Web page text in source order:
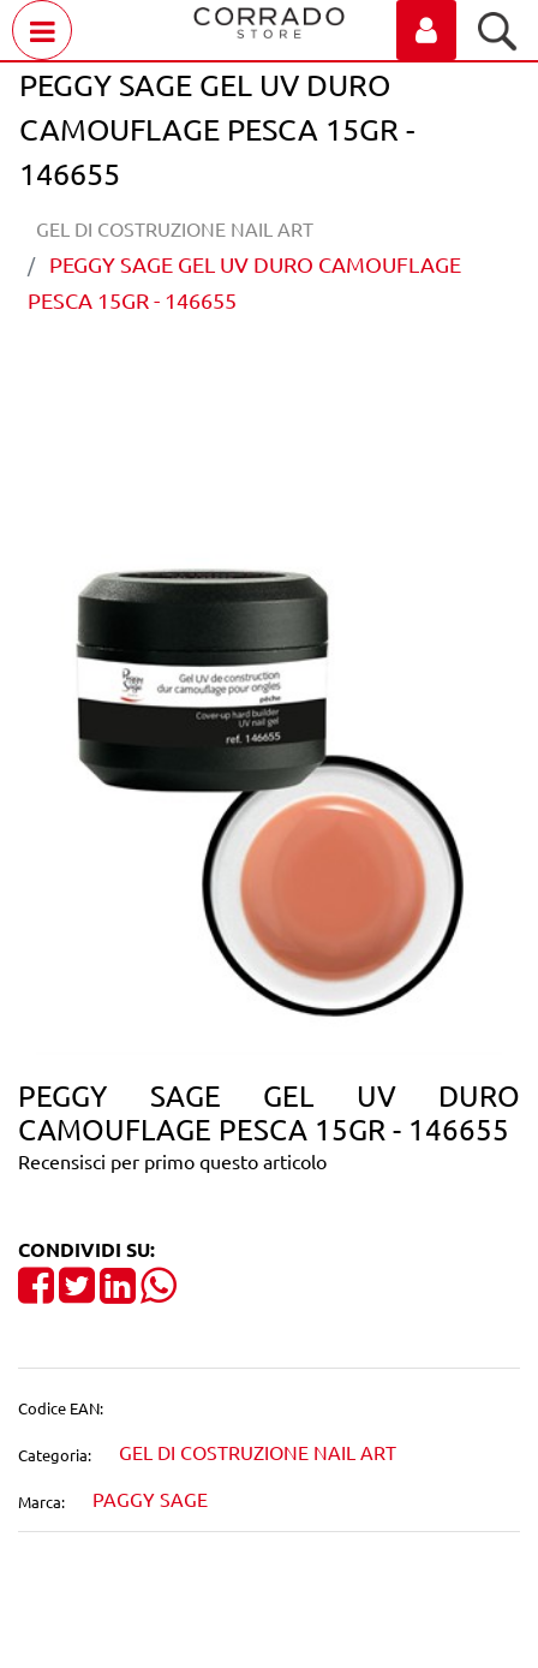
PEGGY SAGE GEL UV DURO
CAMOUFLAGE PESCA 15GR -
146655
GEL DI COSTRUZIONE NAIL ART
PEGGY SAGE GEL UV DURO CAMOUFLAGE
PESCA 15GR - 146655
PEGGY SAGE GEL UV DURO
CAMOUFLAGE PESCA 15GR - 146655
Recensisci per primo questo articolo
CONDIVIDI SU:
Share on Facebook
TweetShare on LinkedIn
Codice EAN:
Categoria: GEL DI COSTRUZIONE NAIL ART
Marca: PAGGY SAGE